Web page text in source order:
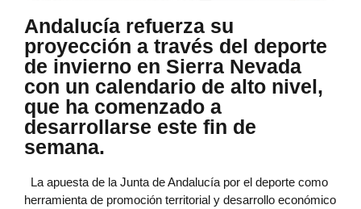
Andalucía refuerza su
proyección a través del deporte
de invierno en Sierra Nevada
con un calendario de alto nivel,
que ha comenzado a
desarrollarse este fin de
semana.
La apuesta de la Junta de Andalucía por el deporte como
herramienta de promoción territorial y desarrollo económico